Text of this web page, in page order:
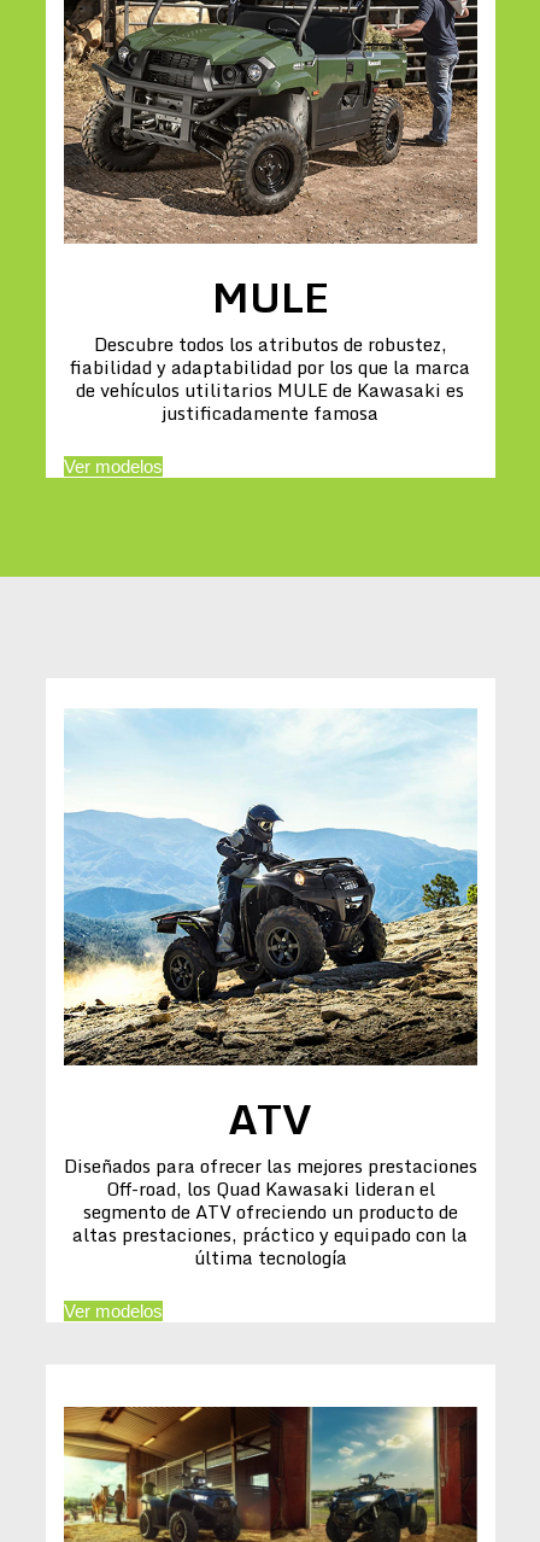
MULE
Descubre todos los atributos de robustez,
fiabilidad y adaptabilidad por los que la marca
de vehículos utilitarios MULE de Kawasaki es
justificadamente famosa
Ver modelos
ATV
Diseñados para ofrecer las mejores prestaciones
Off-road, los Quad Kawasaki lideran el
segmento de ATV ofreciendo un producto de
altas prestaciones, práctico y equipado con la
última tecnología
Ver modelos